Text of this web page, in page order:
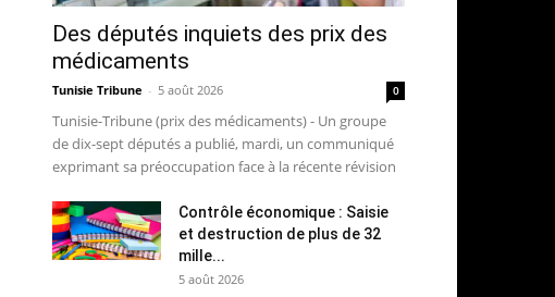
Des députés inquiets des prix des
médicaments
Tunisie Tribune - 5 août 2026 0
Tunisie-Tribune (prix des médicaments) - Un groupe
de dix-sept députés a publié, mardi, un communiqué
exprimant sa préoccupation face à la récente révision
Contrôle économique : Saisie
et destruction de plus de 32
mille...
5 août 2026